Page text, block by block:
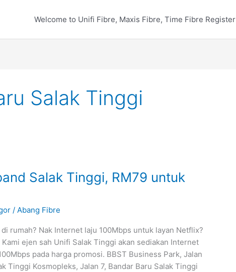
Welcome to Unifi Fibre, Maxis Fibre, Time Fibre Register
Salak Tinggi
Salak Tinggi, RM79 untuk
/Abang Fibre
rumah? Nak Internet laju 100Mbps untuk layan Netflix?
Kami ejen sah Unifi Salak Tinggi akan sediakan Internet
pada harga promosi. BBST Business Park, Jalan
Tinggi Kosmopleks, Jalan 7, Bandar Baru Salak Tinggi